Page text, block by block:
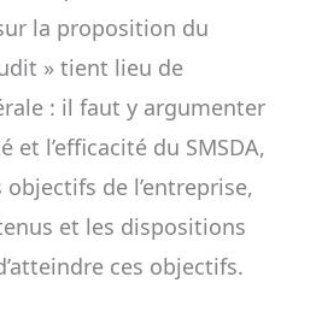
la proposition du
» tient lieu de
: il faut y argumenter
et l’efficacité du SMSDA,
de l’entreprise,
et les dispositions
ces objectifs.